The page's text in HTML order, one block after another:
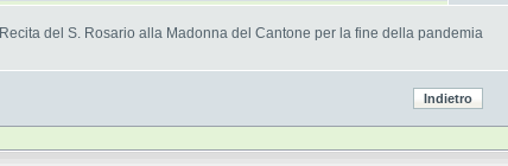
Recita del S. Rosario alla Madonna del Cantone per la fine della pandemia